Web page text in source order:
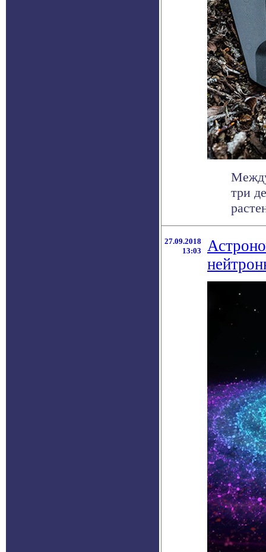
три
27.09.2018
13:03